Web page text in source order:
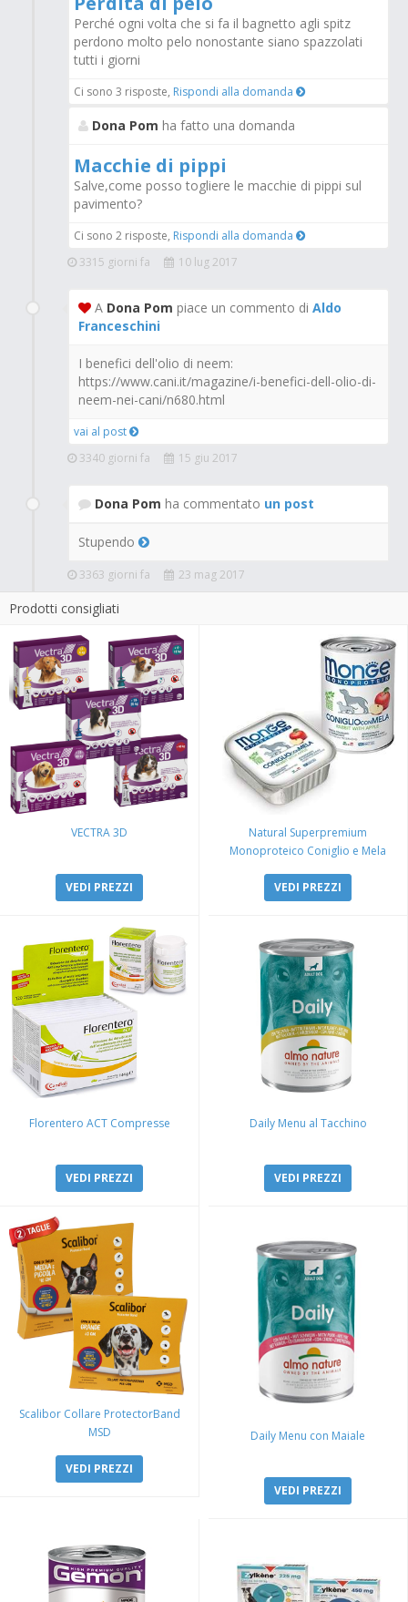
Perché ogni volta che si fa il bagnetto agli spitz
perdono molto pelo nonostante siano spazzolati
tutti i giorni
Ci sono 3 risposte, Rispondi alla domanda
Dona Pom ha fatto una domanda
Macchie di pippi
Salve,come posso togliere le macchie di pippi sul
pavimento?
Ci sono 2 risposte, Rispondi alla domanda
3315 giorni fa
10 lug 2017
A Dona Pom piace un commento di Aldo
Franceschini
I benefici dell'olio di neem:
https://www.cani.it/magazine/i-benefici-dell-olio-di-
neem-nei-cani/n680.html
vai al post
3340 giorni fa
15 giu 2017
Dona Pom ha commentato un post
Stupendo
3363 giorni fa 23 mag 2017
Prodotti consigliati
VECTRA 3D
VEDI PREZZI
Natural Superpremium
Monoproteico Coniglio e Mela
VEDI PREZZI
Florentero ACT Compresse
VEDI PREZZI
Daily Menu al Tacchino
VEDI PREZZI
Scalibor Collare ProtectorBand
MSD
VEDI PREZZI
Daily Menu con Maiale
VEDI PREZZI